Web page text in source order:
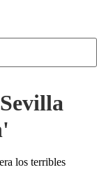
los terribles